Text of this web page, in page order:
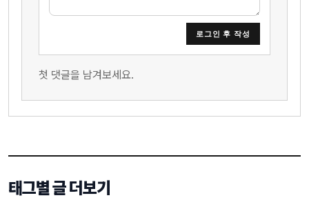
로그인 후 작성
첫 댓글을 남겨보세요.
태그별 글 더보기